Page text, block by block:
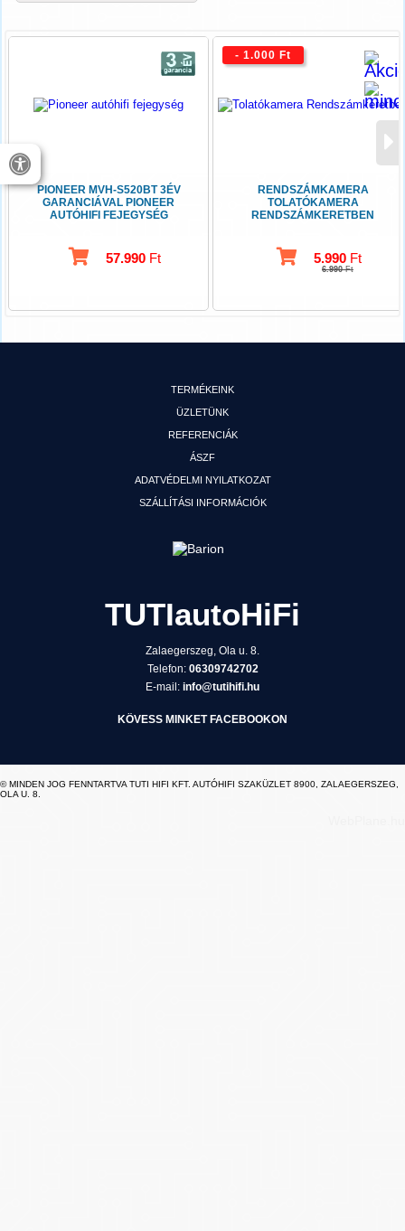
PIONEER MVH-S520BT 3ÉV
GARANCIÁVAL PIONEER
AUTÓHIFI FEJEGYSÉG
57.990 Ft
RENDSZÁMKAMERA
TOLATÓKAMERA
RENDSZÁMKERETBEN
5.990 Ft
6.990Ft
- 1.000 Ft
TERMÉKEINK
ÜZLETÜNK
REFERENCIÁK
ÁSZF
ADATVÉDELMI NYILATKOZAT
SZÁLLÍTÁSI INFORMÁCIÓK
TUTIautoHiFi
Zalaegerszeg, Ola u. 8.
Telefon: 06309742702
E-mail: info@tutihifi.hu
KÖVESS MINKET FACEBOOKON
© MINDEN JOG FENNTARTVA TUTI HIFI KFT. AUTÓHIFI SZAKÜZLET 8900, ZALAEGERSZEG,
OLA U. 8.